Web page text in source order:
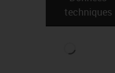
techniques